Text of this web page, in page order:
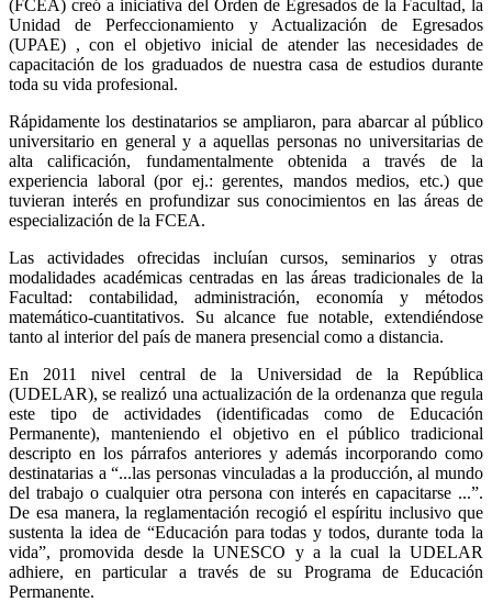
(FCEA) creó a iniciativa del Orden de Egresados de la Facultad, la
Unidad de Perfeccionamiento y Actualización de Egresados
(UPAE) , con el objetivo inicial de atender las necesidades de
capacitación de los graduados de nuestra casa de estudios durante
toda su vida profesional.
Rápidamente los destinatarios se ampliaron, para abarcar al público
universitario en general y a aquellas personas no universitarias de
alta calificación, fundamentalmente obtenida a través de la
experiencia laboral (por ej.: gerentes, mandos medios, etc.) que
tuvieran interés en profundizar sus conocimientos en las áreas de
especialización de la FCEA.
Las actividades ofrecidas incluían cursos, seminarios y otras
modalidades académicas centradas en las áreas tradicionales de la
Facultad: contabilidad, administración, economía y métodos
matemático-cuantitativos. Su alcance fue notable, extendiéndose
tanto al interior del país de manera presencial como a distancia.
En 2011 nivel central de la Universidad de la República
(UDELAR), se realizó una actualización de la ordenanza que regula
este tipo de actividades (identificadas como de Educación
Permanente), manteniendo el objetivo en el público tradicional
descripto en los párrafos anteriores y además incorporando como
destinatarias a “...las personas vinculadas a la producción, al mundo
del trabajo o cualquier otra persona con interés en capacitarse ...”.
De esa manera, la reglamentación recogió el espíritu inclusivo que
sustenta la idea de “Educación para todas y todos, durante toda la
vida”, promovida desde la UNESCO y a la cual la UDELAR
adhiere, en particular a través de su Programa de Educación
Permanente.